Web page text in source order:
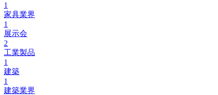
1
家具業界
1
展示会
2
工業製品
1
建築
1
建築業界